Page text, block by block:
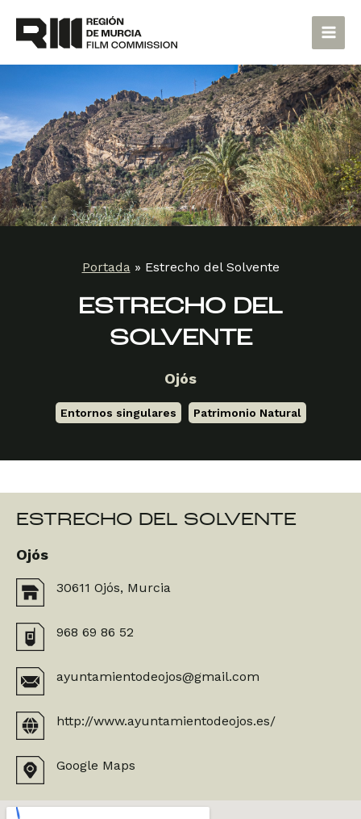
contenido
Main
Portada» Estrecho del Solvente
ESTRECHO DEL
SOLVENTE
Ojós
Entornos singulares Patrimonio Natural
ESTRECHO DEL SOLVENTE
Ojós
30611 Ojós, Murcia
968 69 86 52
ayuntamientodeojos@gmail.com
http://www.ayuntamientodeojos.es/
Google Maps